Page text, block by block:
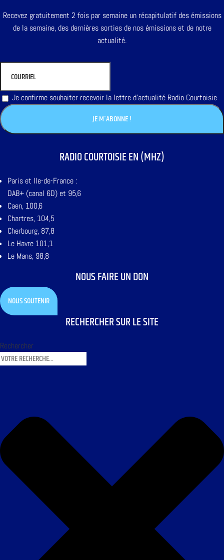
Recevez gratuitement 2 fois par semaine un récapitulatif des émissions
de la semaine, des dernières sorties de nos émissions et de notre
actualité.
Je confirme souhaiter recevoir la lettre d'actualité Radio Courtoisie
RADIO COURTOISIE EN (MHZ)
Paris et Ile-de-France :
DAB+ (canal 6D) et 95,6
Caen, 100,6
Chartres, 104,5
Cherbourg, 87,8
Le Havre 101,1
Le Mans, 98,8
NOUS FAIRE UN DON
NOUS SOUTENIR
RECHERCHER SUR LE SITE
Rechercher